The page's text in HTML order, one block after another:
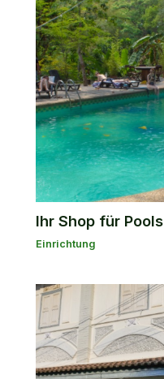
Ihr Shop für Pools
Einrichtung